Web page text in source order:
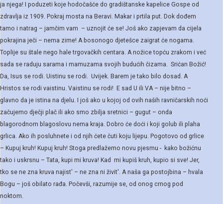
ja njega! I poduzeti koje hodočašće do gradištanske kapelice Gospe od
zdravlja iz 1909. Pokraj mosta na Beravi. Makar i prtila put. Dok dođem
tamo i natrag – jamčim vam – uznojit će se! Još ako zapjevam da cijela
pokrajina ječi – nema zime! A bosonogo djetešce zaigrat će nogama.
Toplije su štale nego hale trgovačkih centara. A nožice topću zrakom i već
sada se raduju sarama i mamuzama svojih budućih čizama. Srićan Božić!
Da, Isus se rodi. Uistinu se rodi. Uvijek. Barem je tako bilo dosad. A
Hristos se rodi vaistinu. Vaistinu se rodi! E sad U ili VA – nije bitno –
glavno da je istina na djelu. I još ako u kojoj od ovih naših ravničarskih noći
začujemo dječji plač ili ako smo zbilja sretnici – gugut – onda
blagorodnom blagoslovu nema kraja. Dobro će doći i koji golub ili plaha
grlica. Ako ih posluhnete i od njih ćete čuti koju lijepu. Pogotovo od grlice
– Kupuj kruh! Kupuj kruh! Stoga predlažemo novu pjesmu - kako božićnu
tako i uskrsnu – Tata, kupi mi kruva! Kad mi kupiš kruh, kupio si sve! Jer,
tko se ne zna kruva najist' – ne zna ni živit'. A naša ga postojbina – hvala
Bogu – još obilato rađa. Počevši, razumije se, od onog crnog pod
noktom.